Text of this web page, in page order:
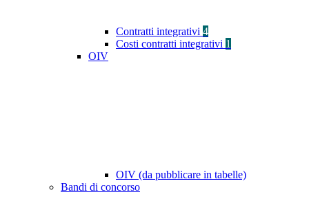
Contratti integrativi 4
Costi contratti integrativi 1
OIV
OIV (da pubblicare in tabelle)
Bandi di concorso